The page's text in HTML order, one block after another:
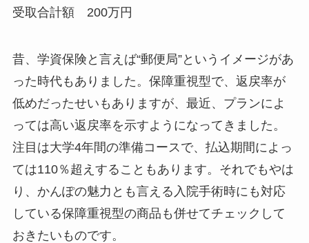
受取合計額 200万円
昔、学資保険と言えば“郵便局”というイメージがあ
った時代もありました。保障重視型で、返戻率が
低めだったせいもありますが、最近、プランによ
っては高い返戻率を示すようになってきました。
注目は大学4年間の準備コースで、払込期間によっ
ては110％超えすることもあります。それでもやは
り、かんぽの魅力とも言える入院手術時にも対応
している保障重視型の商品も併せてチェックして
おきたいものです。